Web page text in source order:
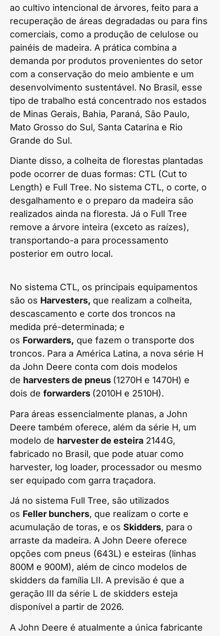
ao cultivo intencional de árvores, feito para a
recuperação de áreas degradadas ou para fins
comerciais, como a produção de celulose ou
painéis de madeira. A prática combina a
demanda por produtos provenientes do setor
com a conservação do meio ambiente e um
desenvolvimento sustentável. No Brasil, esse
tipo de trabalho está concentrado nos estados
de Minas Gerais, Bahia, Paraná, São Paulo,
Mato Grosso do Sul, Santa Catarina e Rio
Grande do Sul.
Diante disso, a colheita de florestas plantadas
pode ocorrer de duas formas: CTL (Cut to
Length) e Full Tree. No sistema CTL, o corte, o
desgalhamento e o preparo da madeira são
realizados ainda na floresta. Já o Full Tree
remove a árvore inteira (exceto as raízes),
transportando-a para processamento
posterior em outro local.
No sistema CTL, os principais equipamentos
são os Harvesters, que realizam a colheita,
descascamento e corte dos troncos na
medida pré-determinada; e
os Forwarders, que fazem o transporte dos
troncos. Para a América Latina, a nova série H
da John Deere conta com dois modelos
de harvesters de pneus (1270H e 1470H) e
dois de forwarders (2010H e 2510H).
Para áreas essencialmente planas, a John
Deere também oferece, além da série H, um
modelo de harvester de esteira 2144G,
fabricado no Brasil, que pode atuar como
harvester, log loader, processador ou mesmo
ser equipado com garra traçadora.
Já no sistema Full Tree, são utilizados
os Feller bunchers, que realizam o corte e
acumulação de toras, e os Skidders, para o
arraste da madeira. A John Deere oferece
opções com pneus (643L) e esteiras (linhas
800M e 900M), além de cinco modelos de
skidders da família LII. A previsão é que a
geração III da série L de skidders esteja
disponível a partir de 2026.
A John Deere é atualmente a única fabricante